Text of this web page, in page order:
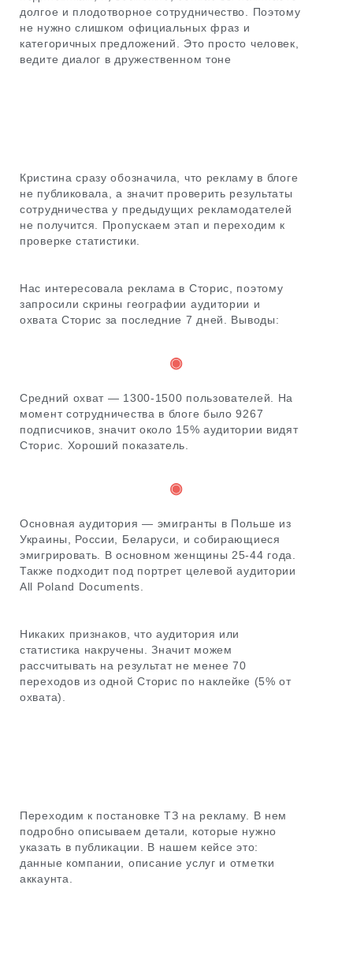
долгое и плодотворное сотрудничество. Поэтому
не нужно слишком официальных фраз и
категоричных предложений. Это просто человек,
ведите диалог в дружественном тоне
Кристина сразу обозначила, что рекламу в блоге
не публиковала, а значит проверить результаты
сотрудничества у предыдущих рекламодателей
не получится. Пропускаем этап и переходим к
проверке статистики.
Нас интересовала реклама в Сторис, поэтому
запросили скрины географии аудитории и
охвата Сторис за последние 7 дней. Выводы:
◉
Средний охват — 1300-1500 пользователей. На
момент сотрудничества в блоге было 9267
подписчиков, значит около 15% аудитории видят
Сторис. Хороший показатель.
◉
Основная аудитория — эмигранты в Польше из
Украины, России, Беларуси, и собирающиеся
эмигрировать. В основном женщины 25-44 года.
Также подходит под портрет целевой аудитории
All Poland Documents.
Никаких признаков, что аудитория или
статистика накручены. Значит можем
рассчитывать на результат не менее 70
переходов из одной Сторис по наклейке (5% от
охвата).
Переходим к постановке ТЗ на рекламу. В нем
подробно описываем детали, которые нужно
указать в публикации. В нашем кейсе это:
данные компании, описание услуг и отметки
аккаунта.